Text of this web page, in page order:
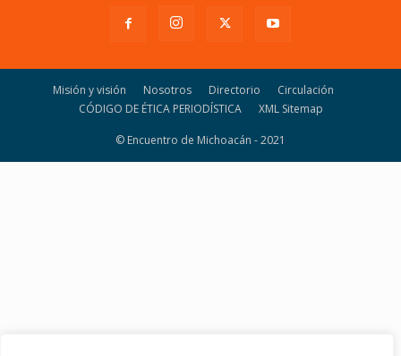
Misión y visión Nosotros Directorio
Circulación
CÓDIGO DE ÉTICA PERIODÍSTICA
XML Sitemap
© Encuentro de Michoacán - 2021